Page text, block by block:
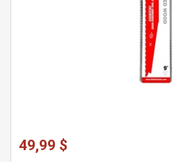
49,99 $